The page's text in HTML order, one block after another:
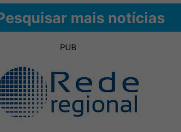
mais notícias
PUB